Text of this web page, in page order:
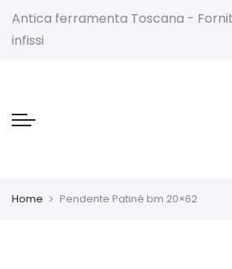
Antica ferramenta Toscana -
infissi
Home Pendente Patinè bm 20×62